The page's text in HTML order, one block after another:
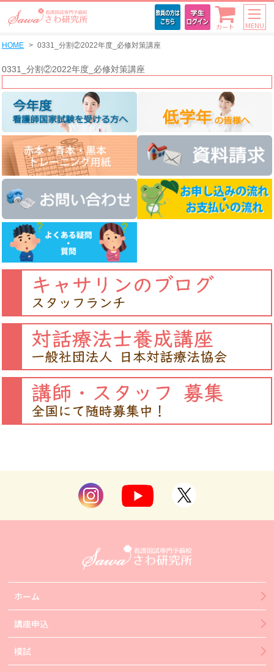
カート MENU
HOME 0331_分割②2022年度_必修対策講座
0331_分割②2022年度_必修対策講座
ホーム
講座申込
模試